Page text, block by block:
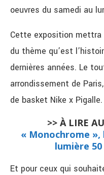
oeuvres du samedi au
Cette exposition
du thème qu’est
dernières années. Le
arrondissement de
de basket Nike x Pigalle.
>> À LIRE
« Monochrome »,
lumière
Et pour ceux qui